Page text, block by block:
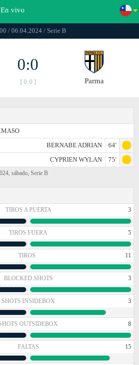
En vivo
/ 06.04.2024 / Serie B
0:0
[ 0:0 ] Parma
BERNABE ADRIAN
64'
CYPRIEN WYLAN
75'
sábado, Serie B
TIROS A PUERTA 3
TIROS FUERA 5
TIROS 11
BLOCKED SHOTS 3
SHOTS INSIDEBOX 3
OUTSIDEBOX 8
FALTAS 15